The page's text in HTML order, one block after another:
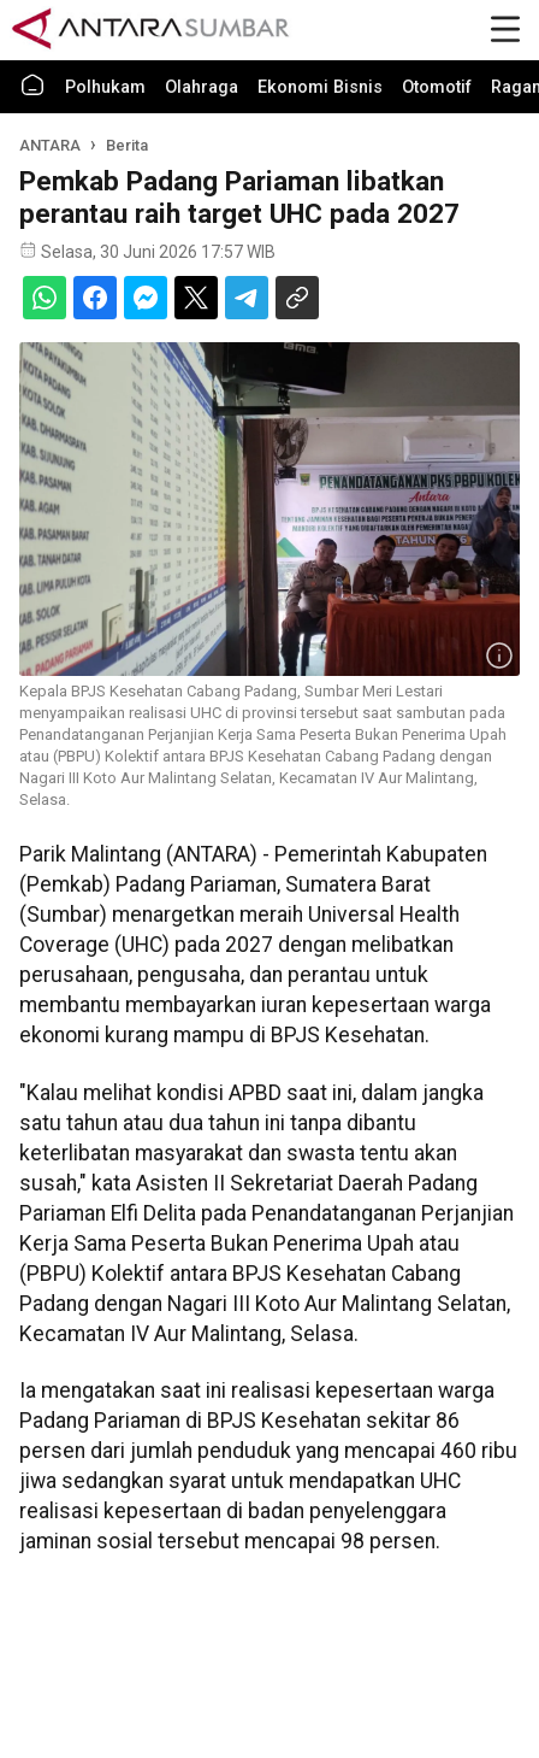
Polhukam Olahraga Ekonomi Bisnis Otomotif
ANTARA Berita
Pemkab Padang Pariaman libatkan
perantau raih target UHC pada 2027
Selasa, 30 Juni 2026 17:57 WIB
Kepala BPJS Kesehatan Cabang Padang, Sumbar Meri Lestari
menyampaikan realisasi UHC di provinsi tersebut saat sambutan pada
Penandatanganan Perjanjian Kerja Sama Peserta Bukan Penerima Upah
atau (PBPU) Kolektif antara BPJS Kesehatan Cabang Padang dengan
Nagari III Koto Aur Malintang Selatan, Kecamatan IV Aur Malintang,
Selasa.
Parik Malintang (ANTARA) - Pemerintah Kabupaten
(Pemkab) Padang Pariaman, Sumatera Barat
(Sumbar) menargetkan meraih Universal Health
Coverage (UHC) pada 2027 dengan melibatkan
perusahaan, pengusaha, dan perantau untuk
membantu membayarkan iuran kepesertaan warga
ekonomi kurang mampu di BPJS Kesehatan.
"Kalau melihat kondisi APBD saat ini, dalam jangka
satu tahun atau dua tahun ini tanpa dibantu
keterlibatan masyarakat dan swasta tentu akan
susah," kata Asisten II Sekretariat Daerah Padang
Pariaman Elfi Delita pada Penandatanganan Perjanjian
Kerja Sama Peserta Bukan Penerima Upah atau
(PBPU) Kolektif antara BPJS Kesehatan Cabang
Padang dengan Nagari III Koto Aur Malintang Selatan,
Kecamatan IV Aur Malintang, Selasa.
Ia mengatakan saat ini realisasi kepesertaan warga
Padang Pariaman di BPJS Kesehatan sekitar 86
persen dari jumlah penduduk yang mencapai 460 ribu
jiwa sedangkan syarat untuk mendapatkan UHC
realisasi kepesertaan di badan penyelenggara
jaminan sosial tersebut mencapai 98 persen.